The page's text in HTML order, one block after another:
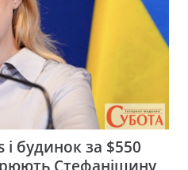
будинок за $550
Стефанішину